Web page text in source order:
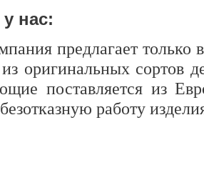
нас:
предлагает только
оригинальных сортов
поставляется из
работу